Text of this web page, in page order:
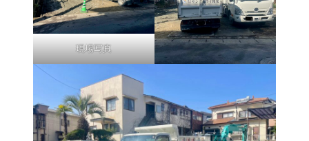
現場写真